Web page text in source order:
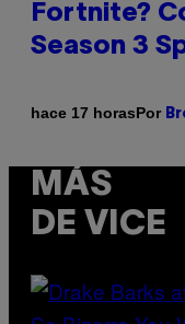
Fortnite?
Season 3
hace 17 horasPor
MÁS
DE VICE